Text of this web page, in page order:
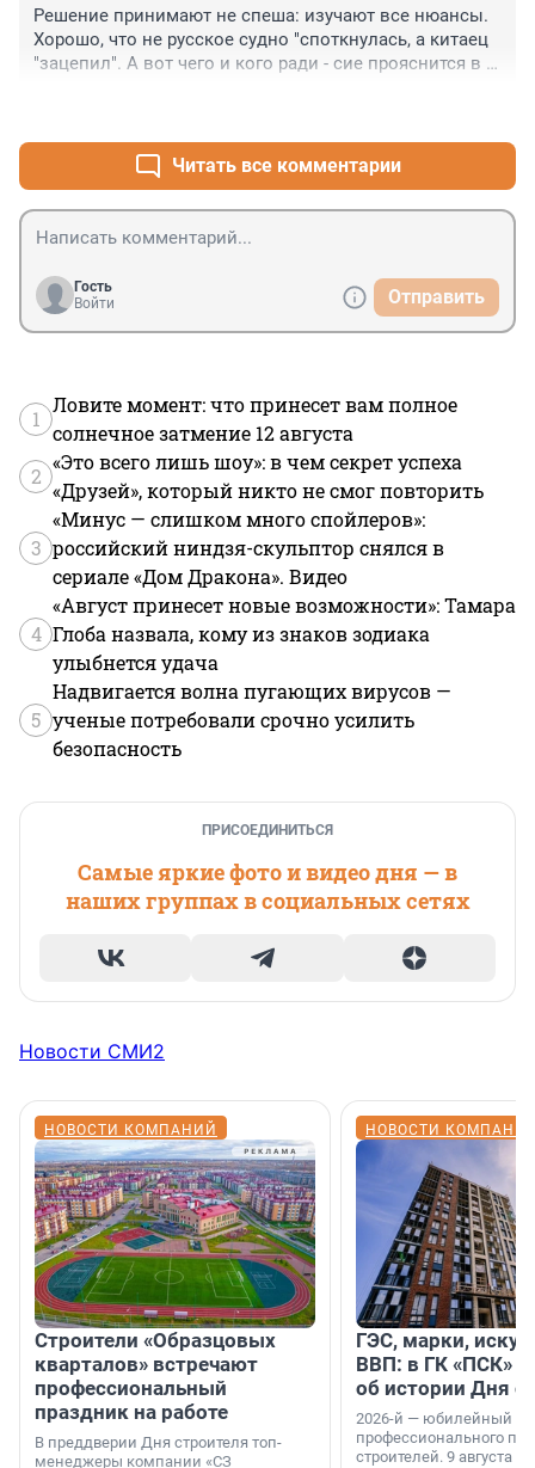
Решение принимают не спеша: изучают все нюансы.
Хорошо, что не русское судно "споткнулась, а китаец
"зацепил". А вот чего и кого ради - сие прояснится в
Читать все комментарии
Гость
Войти
Отправить
1
Ловите момент: что принесет вам полное
солнечное затмение 12 августа
2
«Это всего лишь шоу»: в чем секрет успеха
«Друзей», который никто не смог повторить
3
«Минус — слишком много спойлеров»:
российский ниндзя-скульптор снялся в
сериале «Дом Дракона». Видео
4
«Август принесет новые возможности»: Тамара
Глоба назвала, кому из знаков зодиака
улыбнется удача
5
Надвигается волна пугающих вирусов —
ученые потребовали срочно усилить
безопасность
ПРИСОЕДИНИТЬСЯ
Самые яркие фото и видео дня — в
наших группах в социальных сетях
Новости СМИ2
НОВОСТИ КОМПАНИЙ
Строители «Образцовых
кварталов» встречают
профессиональный
праздник на работе
В преддверии Дня строителя топ-
менеджеры компании «СЗ
НОВОСТИ
ГЭС, марки,
ВВП: в ГК «ПСК»
об истории Дня
2026-й — юбилейный
профессионального
строителей. 9 августа